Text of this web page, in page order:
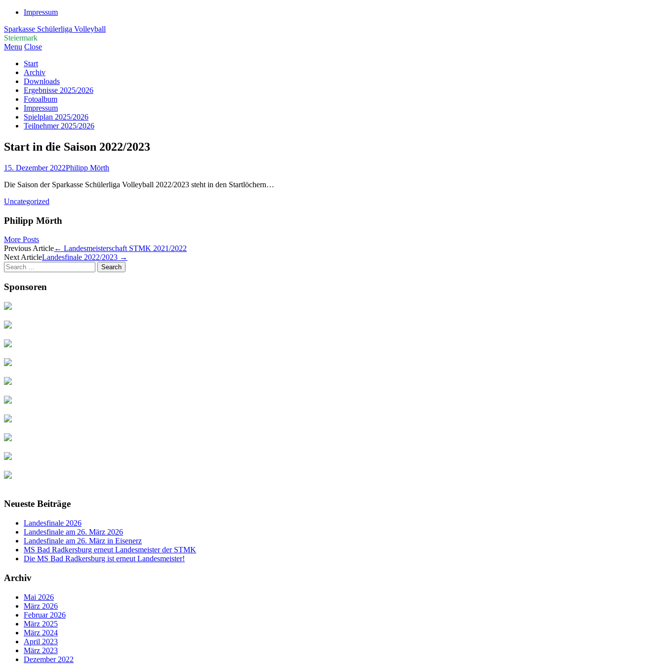
Impressum
Sparkasse Schülerliga Volleyball
Steiermark
Menu Close
Start
Archiv
Downloads
Ergebnisse 2025/2026
Fotoalbum
Impressum
Spielplan 2025/2026
Teilnehmer 2025/2026
Start in die Saison 2022/2023
15. Dezember 2022Philipp Mörth
Die Saison der Sparkasse Schülerliga Volleyball 2022/2023 steht in den Startlöchern…
Uncategorized
Philipp Mörth
More Posts
Post
navigation
Previous Article← Landesmeisterschaft STMK 2021/2022
Next ArticleLandesfinale 2022/2023 →
Search
for:
Sponsoren
Neueste Beiträge
Landesfinale 2026
Landesfinale am 26. März 2026
Landesfinale am 26. März in Eisenerz
MS Bad Radkersburg erneut Landesmeister der STMK
Die MS Bad Radkersburg ist erneut Landesmeister!
Archiv
Mai 2026
März 2026
Februar 2026
März 2025
März 2024
April 2023
März 2023
Dezember 2022